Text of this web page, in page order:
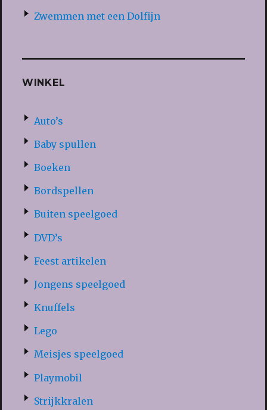
Zwemmen met een Dolfijn
WINKEL
Auto’s
Baby spullen
Boeken
Bordspellen
Buiten speelgoed
DVD’s
Feest artikelen
Jongens speelgoed
Knuffels
Lego
Meisjes speelgoed
Playmobil
Strijkkralen